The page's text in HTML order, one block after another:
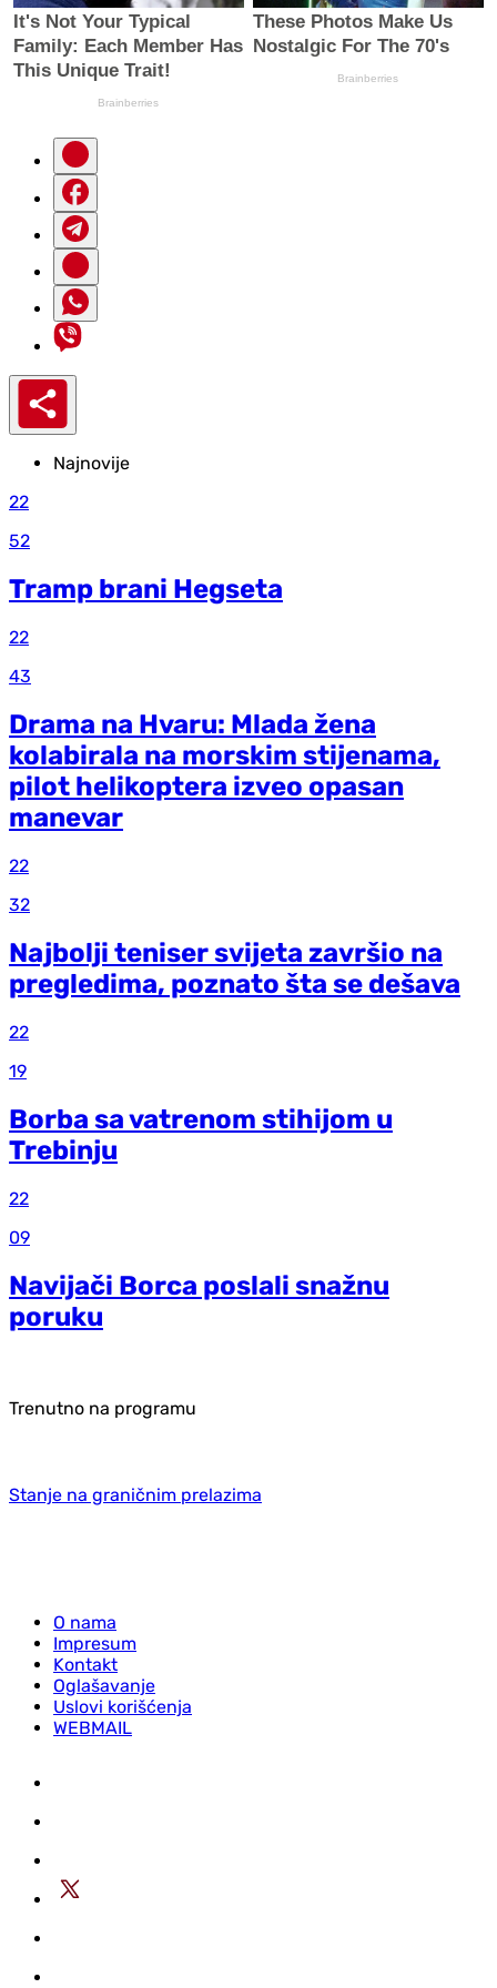
Najnovije
22
52
Tramp brani Hegseta
22
43
Drama na Hvaru: Mlada žena
kolabirala na morskim stijenama,
pilot helikoptera izveo opasan
manevar
22
32
Najbolji teniser svijeta završio na
pregledima, poznato šta se dešava
22
19
Borba sa vatrenom stihijom u
Trebinju
22
09
Navijači Borca poslali snažnu
poruku
Trenutno na programu
Stanje na graničnim prelazima
O nama
Impresum
Kontakt
Oglašavanje
Uslovi korišćenja
WEBMAIL